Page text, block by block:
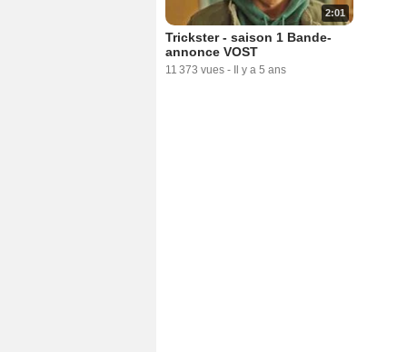
2:01
Trickster - saison 1 Bande-
annonce VOST
11 373 vues - Il y a 5 ans